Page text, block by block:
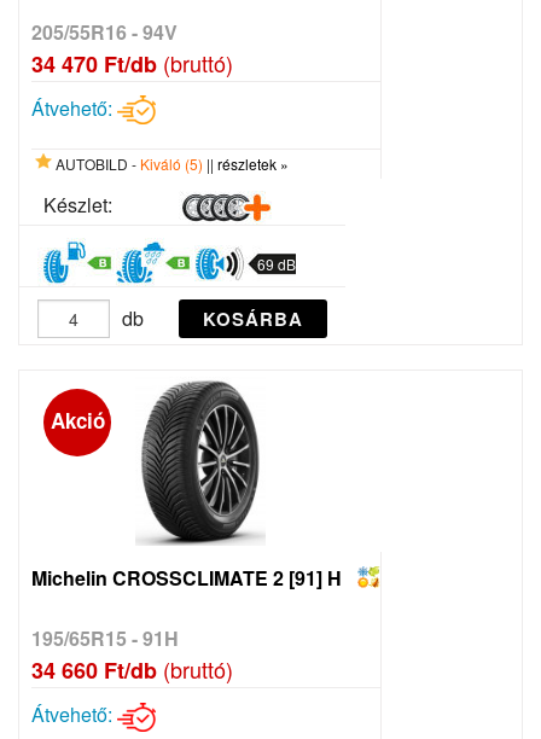
205/55R16 - 94V
34 470 Ft/db (bruttó)
Átvehető:
AUTOBILD - Kiváló (5) || részletek »
Készlet:
69 dB
db KOSÁRBA
Akció
Michelin CROSSCLIMATE 2 [91] H
195/65R15 - 91H
34 660 Ft/db (bruttó)
Átvehető: